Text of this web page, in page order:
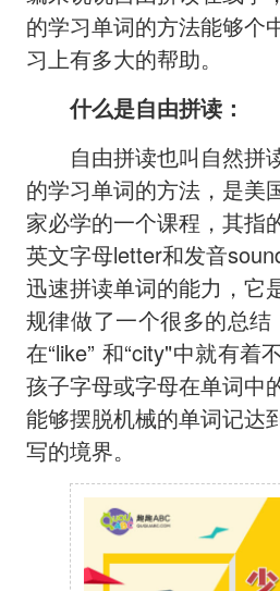
的学习单词的方法能够个
习上有多大的帮助。
什么是自由拼读：
自由拼读也叫自然拼
的学习单词的方法，是美
家必学的一个课程，其指
英文字母letter和发音
迅速拼读单词的能力，它
规律做了一个很多的总结
在“like” 和“city"中就有着
孩子字母或字母在单词中
能够摆脱机械的单词记达
写的境界。